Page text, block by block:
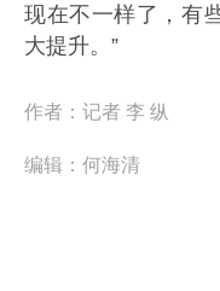
现在不一样了，有
大提升。”
作者： 记者 李 纵
编辑： 何海清